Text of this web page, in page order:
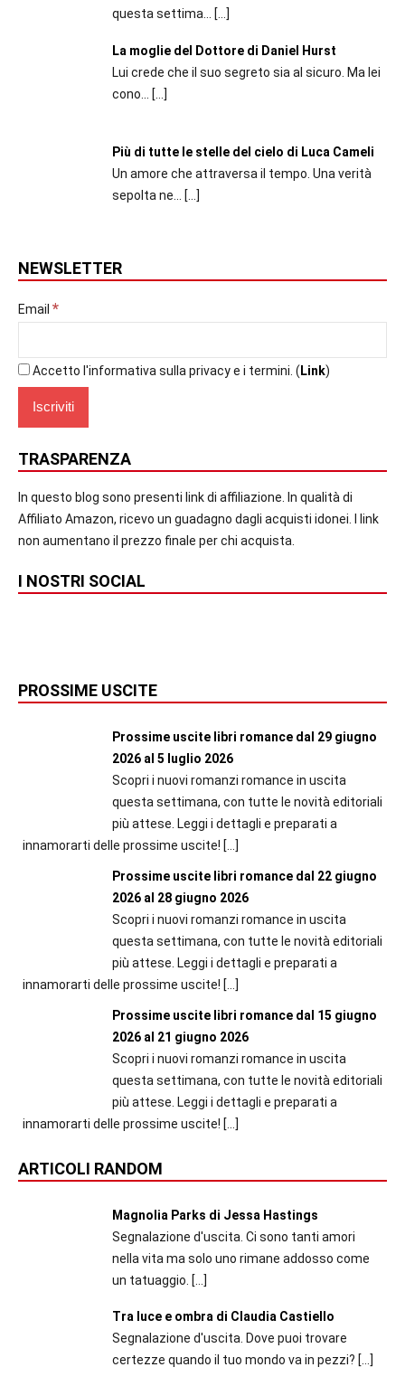
questa settima... […]
La moglie del Dottore di Daniel Hurst
Lui crede che il suo segreto sia al sicuro. Ma lei
cono...
[…]
Più di tutte le stelle del cielo di Luca Cameli
Un amore che attraversa il tempo. Una verità
sepolta ne... […]
NEWSLETTER
Email *
Accetto l'informativa sulla privacy e i termini. (Link)
TRASPARENZA
In questo blog sono presenti link di affiliazione. In qualità di
Affiliato Amazon, ricevo un guadagno dagli acquisti idonei. I link
non aumentano il prezzo finale per chi acquista.
I NOSTRI SOCIAL
PROSSIME USCITE
Prossime uscite libri romance dal 29 giugno
2026 al 5 luglio 2026
Scopri i nuovi romanzi romance in uscita
questa settimana, con tutte le novità editoriali
più attese. Leggi i dettagli e preparati a
innamorarti delle prossime uscite! […]
Prossime uscite libri romance dal 22 giugno
2026 al 28 giugno 2026
Scopri i nuovi romanzi romance in uscita
questa settimana, con tutte le novità editoriali
più attese. Leggi i dettagli e preparati a
innamorarti delle prossime uscite! […]
Prossime uscite libri romance dal 15 giugno
2026 al 21 giugno 2026
Scopri i nuovi romanzi romance in uscita
questa settimana, con tutte le novità editoriali
più attese. Leggi i dettagli e preparati a
innamorarti delle prossime uscite! […]
ARTICOLI RANDOM
Magnolia Parks di Jessa Hastings
Segnalazione d'uscita. Ci sono tanti amori
nella vita ma solo uno rimane addosso come
un tatuaggio. […]
Tra luce e ombra di Claudia Castiello
Segnalazione d'uscita. Dove puoi trovare
certezze quando il tuo mondo va in pezzi? […]